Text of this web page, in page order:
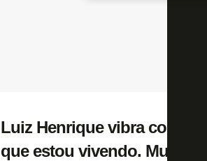
Luiz Henrique vibra com
que estou vivendo. Muitas